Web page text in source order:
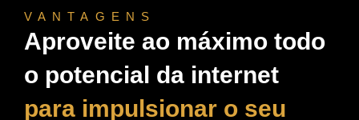
VANTAGENS
Aproveite ao máximo todo
o potencial da internet
para impulsionar o seu